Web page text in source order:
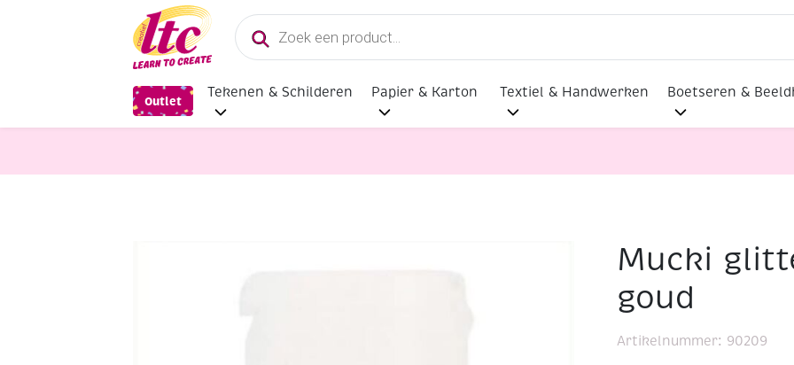
Producten
zoeken
Outlet
Tekenen & Schilderen Papier & Karton Textiel & Handwerken Boetseren &
Mucki
goud
Artikelnummer: 90209